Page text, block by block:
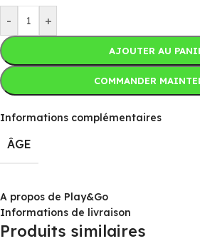
- +
AJOUTER AU
COMMANDER
Informations complémentaires
ÂGE
A propos de Play&Go
Informations de livraison
Produits similaires